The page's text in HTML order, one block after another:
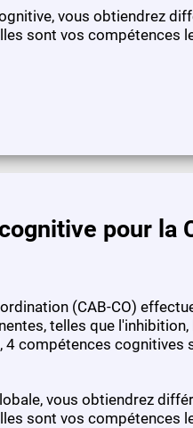
vous obtiendrez
sont vos compétences
pour la
(CAB-CO)
telles que
compétences cognitives
vous obtiendrez
sont vos compétences